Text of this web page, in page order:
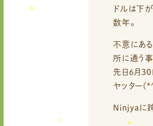
ドルは下
数年。
不意にあ
所に通う
先日6月30
ヤッター
Ninjyaに跨